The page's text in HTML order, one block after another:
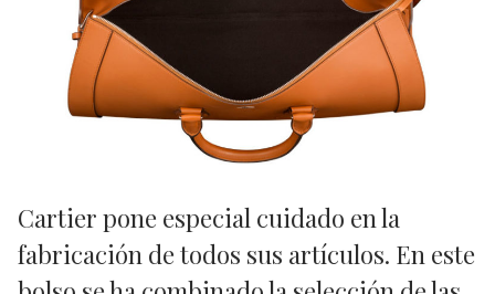
Cartier pone especial cuidado en la
fabricación de todos sus artículos. En este